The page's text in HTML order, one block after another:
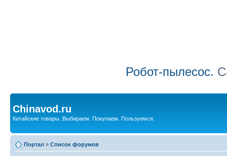
Робот-пылесос.
Chinavod.ru
Китайские товары. Выбираем. Покупаем. Пользуемся.
Портал » Список форумов